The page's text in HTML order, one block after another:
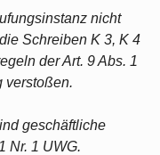
nicht
Schreiben K 3, K 4
der Art. 9 Abs. 1
verstoßen.
geschäftliche
Nr. 1 UWG.